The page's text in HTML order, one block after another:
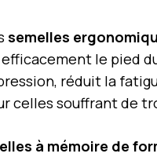
semelles
le pied
réduit la
celles souffrant de
à mémoire de